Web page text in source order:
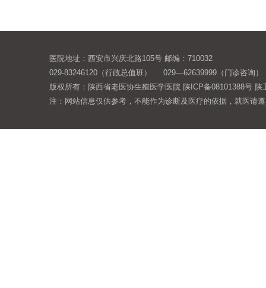
医院地址：西安市兴庆北路105号 邮编：710032
029-83246120（行政总值班） 029—62639999（门诊咨询）
版权所有：陕西省老医协生殖医学医院 陕ICP备08101388号 陕
注：网站信息仅供参考，不能作为诊断及医疗的依据，就医请